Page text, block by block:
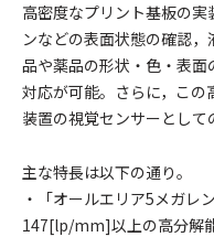
高密度なプリント基板の
ンなどの表面状態の確認
品や薬品の形状・色・表
対応が可能。さらに，この
装置の視覚センサーとして
主な特長は以下の通り。
・「オールエリア5メガレ
147[lp/mm]以上の高分解